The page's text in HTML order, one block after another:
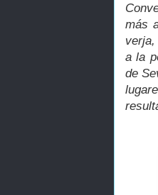
más
a la
de